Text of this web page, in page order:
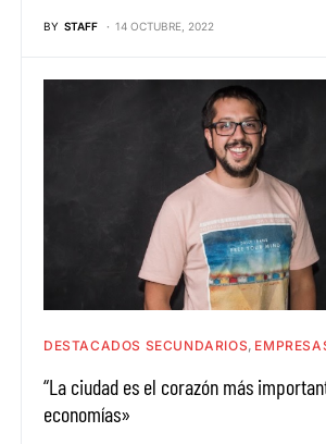
BY STAFF 14 OCTUBRE, 2022
DESTACADOS SECUNDARIOS
“La ciudad es el corazón más
economías»